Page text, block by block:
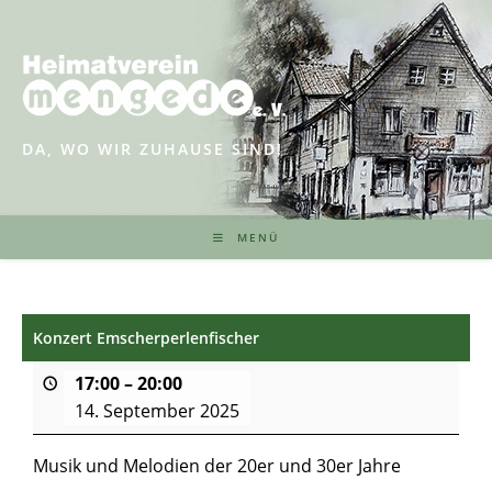
springen
DA, WO WIR ZUHAUSE SIND!
MENÜ
Konzert Emscherperlenfischer
17:00–20:00
14. September 2025
Musik und Melodien der 20er und 30er Jahre